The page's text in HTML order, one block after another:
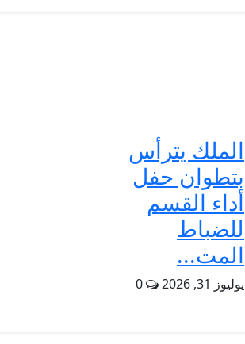
الملك يترأس
بتطوان حفل
أداء القسم
للضباط
المت...
يوليوز 31, 2026